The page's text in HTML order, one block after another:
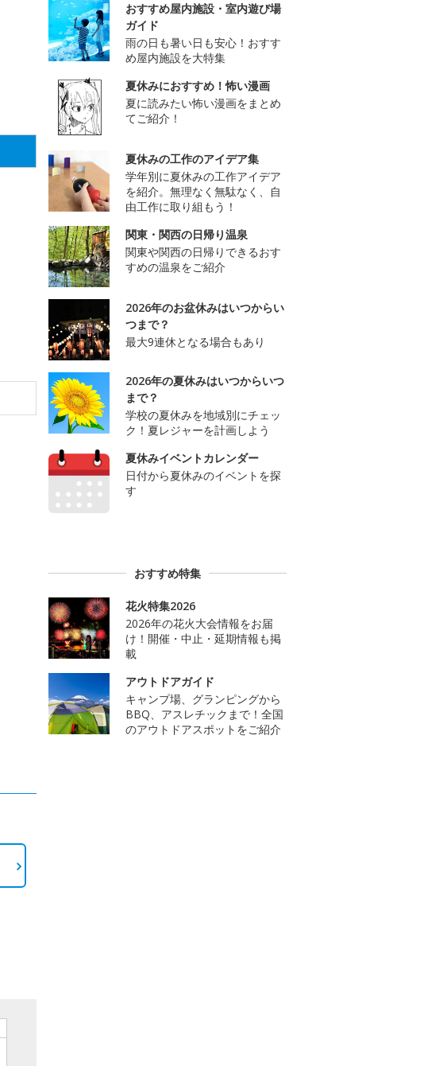
おすすめ屋内施設・室内遊び場
ガイド
雨の日も暑い日も安心！おすす
め屋内施設を大特集
夏休みにおすすめ！怖い漫画
夏に読みたい怖い漫画をまとめ
てご紹介！
夏休みの工作のアイデア集
学年別に夏休みの工作アイデア
を紹介。無理なく無駄なく、自
由工作に取り組もう！
関東・関西の日帰り温泉
関東や関西の日帰りできるおす
すめの温泉をご紹介
2026年のお盆休みはいつからい
つまで？
最大9連休となる場合もあり
2026年の夏休みはいつからいつ
まで？
学校の夏休みを地域別にチェッ
ク！夏レジャーを計画しよう
夏休みイベントカレンダー
日付から夏休みのイベントを探
す
おすすめ特集
花火特集2026
2026年の花火大会情報をお届
け！開催・中止・延期情報も掲
載
アウトドアガイド
キャンプ場、グランピングから
BBQ、アスレチックまで！全国
のアウトドアスポットをご紹介